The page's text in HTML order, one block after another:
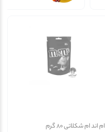
ام اند ام شکلاتی 80 گرم